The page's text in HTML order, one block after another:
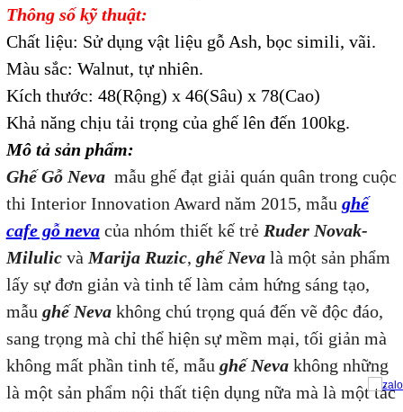
Thông số kỹ thuật:
Chất liệu: Sử dụng vật liệu gỗ Ash, bọc simili, vãi.
Màu sắc: Walnut, tự nhiên.
Kích thước: 48(Rộng) x 46(Sâu) x 78(Cao)
Khả năng chịu tải trọng của ghế lên đến 100kg.
Mô tả sản phẩm:
Ghế Gỗ Neva mẫu ghế đạt giải quán quân trong cuộc
thi Interior Innovation Award năm 2015, mẫu ghế
cafe gỗ nevacủa nhóm thiết kế trẻ Ruder Novak-
Milulicvà Marija Ruzic, ghế Nevalà một sản phẩm
lấy sự đơn giản và tinh tế làm cảm hứng sáng tạo,
mẫu ghế Nevakhông chú trọng quá đến vẽ độc đáo,
sang trọng mà chỉ thể hiện sự mềm mại, tối giản mà
không mất phần tinh tế, mẫu ghế Nevakhông những
là một sản phẩm nội thất tiện dụng nữa mà là một tác